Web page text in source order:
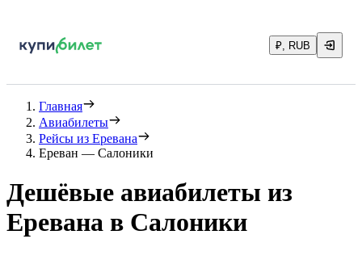
₽, RUB
Главная
Авиабилеты
Рейсы из Еревана
Ереван — Салоники
Дешёвые авиабилеты из
Еревана в Салоники